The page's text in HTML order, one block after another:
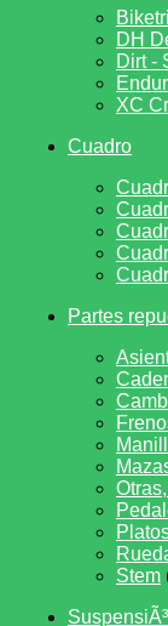
DH
Dirt -
XC
Cuadro
Partes
Stem